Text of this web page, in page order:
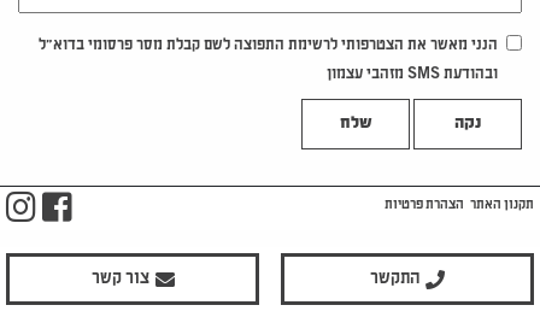
הנני מאשר את הצטרפותי לרשימת התפוצה לשם קבלת מסר פרסומי בדוא"ל
ובהודעת SMS מזהבי עצמון
נקה
התקשר צור קשר
תקנון האתר הצהרת פרטיות